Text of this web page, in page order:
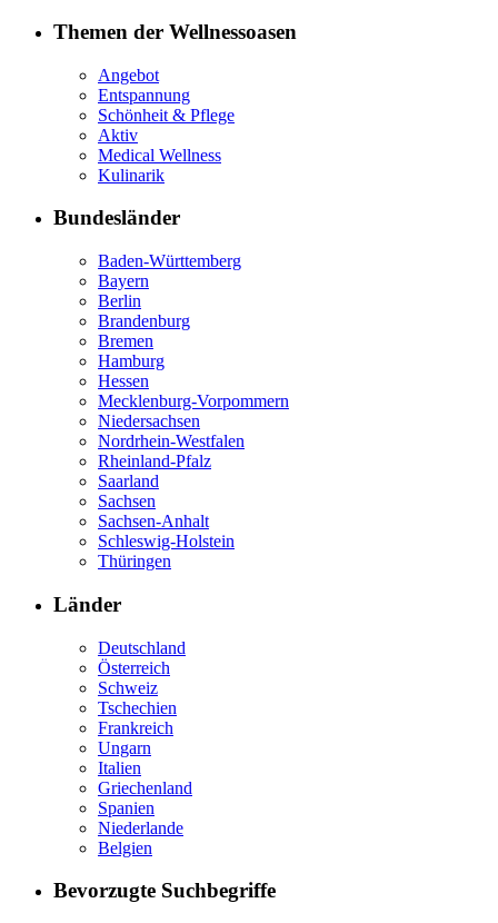
Themen der Wellnessoasen
Angebot
Entspannung
Schönheit & Pflege
Aktiv
Medical Wellness
Kulinarik
Bundesländer
Baden-Württemberg
Bayern
Berlin
Brandenburg
Bremen
Hamburg
Hessen
Mecklenburg-Vorpommern
Niedersachsen
Nordrhein-Westfalen
Rheinland-Pfalz
Saarland
Sachsen
Sachsen-Anhalt
Schleswig-Holstein
Thüringen
Länder
Deutschland
Österreich
Schweiz
Tschechien
Frankreich
Ungarn
Italien
Griechenland
Spanien
Niederlande
Belgien
Bevorzugte Suchbegriffe